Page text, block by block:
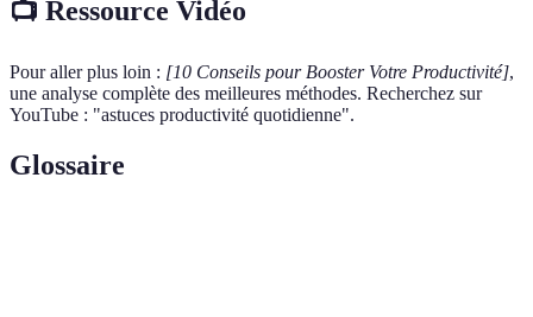
📺 Ressource Vidéo
Pour aller plus loin : [10 Conseils pour Booster Votre Productivité],
une analyse complète des meilleures méthodes. Recherchez sur
YouTube : "astuces productivité quotidienne".
Glossaire